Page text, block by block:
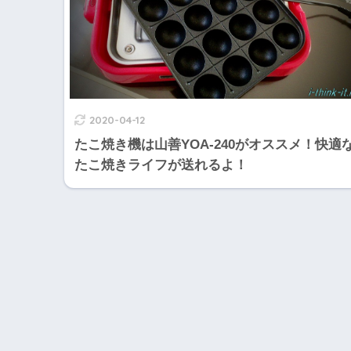
2020-04-12
たこ焼き機は山善YOA-240がオススメ！快適
たこ焼きライフが送れるよ！